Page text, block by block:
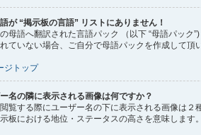
が “掲示板の言語” リストにありません！
母語へ翻訳された言語パック （以下 “母語パッ
ていない場合、ご自分で母語パックを作成して頂
ジトップ
名の隣に表示される画像は何ですか？
覧する際にユーザー名の下に表示される画像は
板における地位・ステータスの高さを意味します